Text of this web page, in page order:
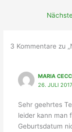
3 Kommentare zu
MARIA
26. JULI
Sehr geehrtes
leider kann man
Geburtsdatum